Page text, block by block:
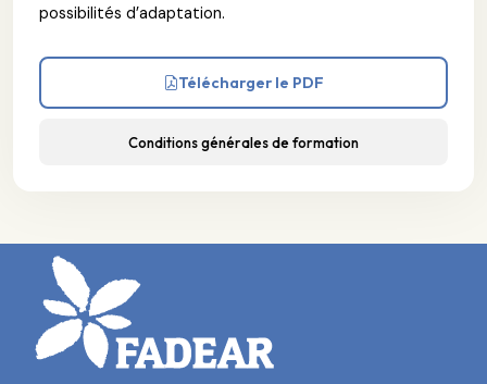
possibilités d’adaptation.
Télécharger le PDF
Conditions générales de formation